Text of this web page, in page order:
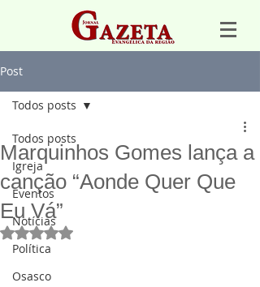
Post
Todos posts
Igreja
Eventos
Notícias
Política
Osasco
Todos posts
Marquinhos Gomes lança a
canção “Aonde Quer Que
Eu Vá”
Avaliado com NaN de 5 estrelas.